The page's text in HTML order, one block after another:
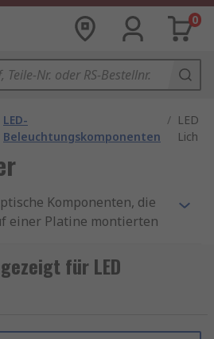
0
LED-
Beleuchtungskomponenten
/ LED
Komponenten, die
einer Platine montierten
eine größere Flexibilität
ermöglichen es
LED-Leuchte zu ändern,
für LED